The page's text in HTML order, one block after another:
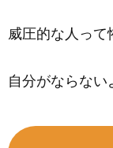
威圧的な人って
自分がならない